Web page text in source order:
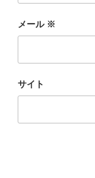
メール ※
サイト